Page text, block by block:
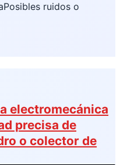
Posibles ruidos o
electromecánica
precisa de
o colector de